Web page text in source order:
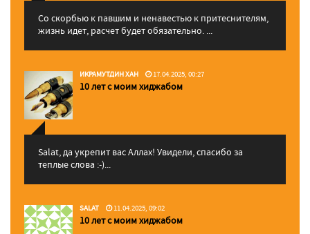
Со скорбью к павшим и ненавестью к притеснителям,
жизнь идет, расчет будет обязательно. ...
ИКРАМУТДИН ХАН 17.04.2025, 00:27
10 лет с моим хиджабом
Salat, да укрепит вас Аллаx! Увидели, спасибо за
теплые слова :-)...
SALAT 11.04.2025, 09:02
10 лет с моим хиджабом